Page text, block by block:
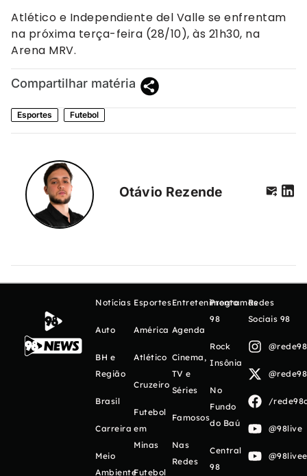
Atlético e Independiente del Valle se enfrentam
na próxima terça-feira (28/10), às 21h30, na
Arena MRV.
Compartilhar matéria
Esportes Futebol
Otávio Rezende
Notícias
Auto
BH e
Região
Brasil
Carreira
Meio
Ambiente
Esportes
América
Atlético
Cruzeiro
Futebol
em
Minas
Futebol
Entretenimento
Agenda
Cinema,
TV e
Séries
Famosos
Nas
Redes
Programas
98
Rock
Insônia
No
Fundo
do Baú
Central
98
Redes
Sociais 98
/
@98live